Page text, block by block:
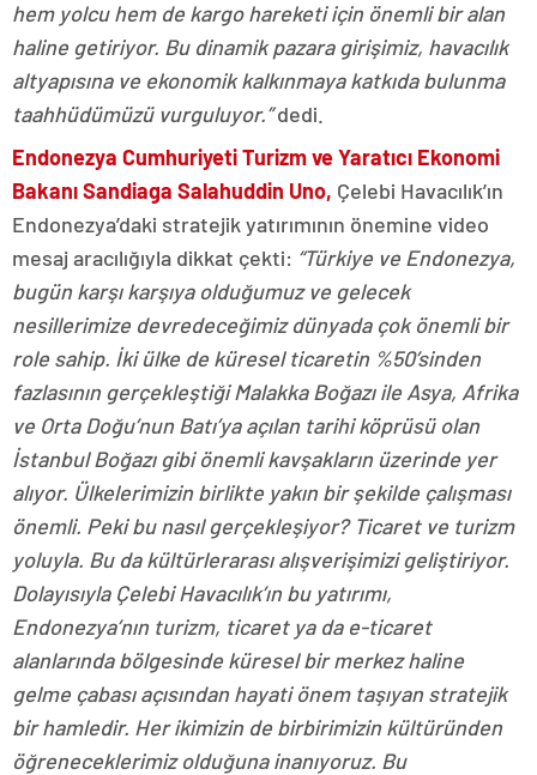
hem yolcu hem de kargo hareketi için önemli bir alan
haline getiriyor. Bu dinamik pazara girişimiz, havacılık
altyapısına ve ekonomik kalkınmaya katkıda bulunma
taahhüdümüzü vurguluyor.”dedi.
Endonezya Cumhuriyeti Turizm ve Yaratıcı Ekonomi
Bakanı Sandiaga Salahuddin Uno, Çelebi Havacılık’ın
Endonezya’daki stratejik yatırımının önemine video
mesaj aracılığıyla dikkat çekti: “Türkiye ve Endonezya,
bugün karşı karşıya olduğumuz ve gelecek
nesillerimize devredeceğimiz dünyada çok önemli bir
role sahip. İki ülke de küresel ticaretin %50’sinden
fazlasının gerçekleştiği Malakka Boğazı ile Asya, Afrika
ve Orta Doğu’nun Batı’ya açılan tarihi köprüsü olan
İstanbul Boğazı gibi önemli kavşakların üzerinde yer
alıyor. Ülkelerimizin birlikte yakın bir şekilde çalışması
önemli. Peki bu nasıl gerçekleşiyor? Ticaret ve turizm
yoluyla. Bu da kültürlerarası alışverişimizi geliştiriyor.
Dolayısıyla Çelebi Havacılık’ın bu yatırımı,
Endonezya’nın turizm, ticaret ya da e-ticaret
alanlarında bölgesinde küresel bir merkez haline
gelme çabası açısından hayati önem taşıyan stratejik
bir hamledir. Her ikimizin de birbirimizin kültüründen
öğreneceklerimiz olduğuna inanıyoruz. Bu